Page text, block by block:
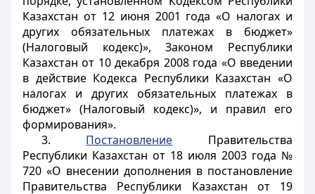
Казахстан от 12 июня 2001 года «О налогах и
других обязательных платежах в бюджет»
(Налоговый кодекс)», Законом Республики
Казахстан от 10 декабря 2008 года «О введении
в действие Кодекса Республики Казахстан «О
налогах и других обязательных платежах в
бюджет» (Налоговый кодекс)», и правил его
формирования».
3. Постановление Правительства
Республики Казахстан от 18 июля 2003 года №
720 «О внесении дополнения в постановление
Правительства Республики Казахстан от 19